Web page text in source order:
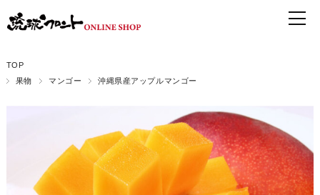
TOP
果物
マンゴー 沖縄県産アップルマンゴー